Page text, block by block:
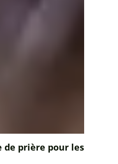
de prière pour les